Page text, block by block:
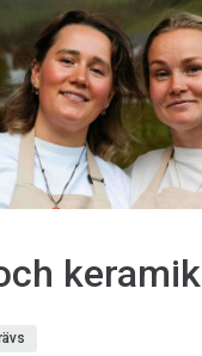
keramik